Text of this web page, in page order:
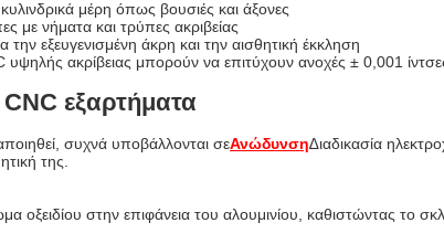
μέρη όπως βουσιές και άξονες
με νήματα και τρύπες ακριβείας
την εξευγενισμένη άκρη και την αισθητική έκκληση
υψηλής ακρίβειας μπορούν να επιτύχουν ανοχές ± 0,001
εξαρτήματα
συχνά υποβάλλονται σεΑνώδυνση∆ιαδικασία
της.
οξειδίου στην επιφάνεια του αλουμινίου, καθιστώντας το